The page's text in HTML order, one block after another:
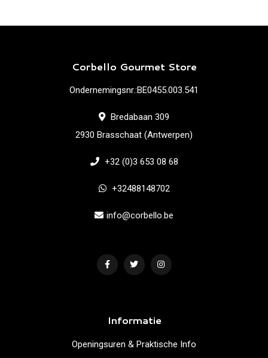
Corbello Gourmet Store
Ondernemingsnr.:BE0455.003.541
Bredabaan 309
2930 Brasschaat (Antwerpen)
+32 (0)3 653 08 68
+32488148702
info@corbello.be
Informatie
Openingsuren & Praktische Info